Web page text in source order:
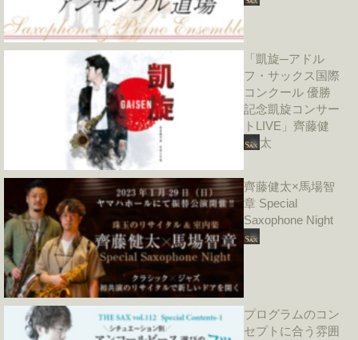
「凱旋─アドル
フ・サックス国際
コンクール 優勝
記念凱旋コンサー
トLIVE」齊藤健
太
齊藤健太×馬場智
章 Special
Saxophone Night
プログラムのコン
セプトに合う雰囲